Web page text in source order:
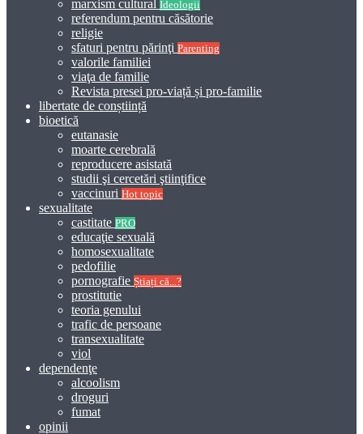
marxism cultural Ideologii
referendum pentru căsătorie
religie
sfaturi pentru părinţi Parenting
valorile familiei
viaţa de familie
Revista presei pro-viață și pro-familie
libertate de conștiință
bioetică
eutanasie
moarte cerebrală
reproducere asistată
studii şi cercetări ştiinţifice
vaccinuri Hot topic
sexualitate
castitate PRO
educaţie sexuală
homosexualitate
pedofilie
pornografie Știați că...?
prostitutie
teoria genului
trafic de persoane
transexualitate
viol
dependenţe
alcoolism
droguri
fumat
opinii